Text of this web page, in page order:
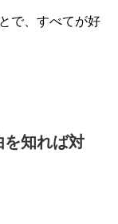
で、すべてが好
を知れば対